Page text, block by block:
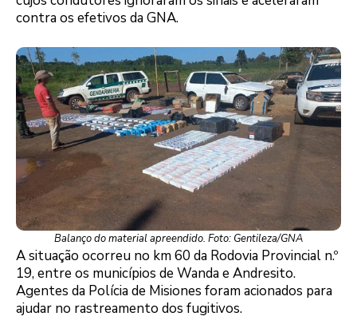
contra os efetivos da GNA.
Balanço do material apreendido. Foto: Gentileza/GNA
A situação ocorreu no km 60 da Rodovia Provincial n.º
19, entre os municípios de Wanda e Andresito.
Agentes da Polícia de Misiones foram acionados para
ajudar no rastreamento dos fugitivos.